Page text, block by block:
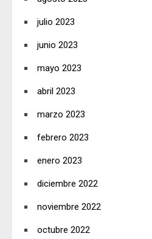
julio 2023
junio 2023
mayo 2023
abril 2023
marzo 2023
febrero 2023
enero 2023
diciembre 2022
noviembre 2022
octubre 2022